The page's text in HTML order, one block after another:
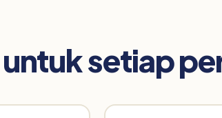
setiap